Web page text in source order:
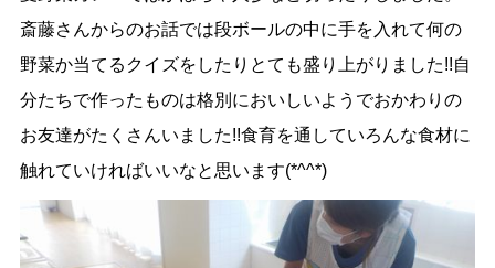
斎藤さんからのお話では段ボールの中に手を入れて何の
野菜か当てるクイズをしたりとても盛り上がりました!!自
分たちで作ったものは格別においしいようでおかわりの
お友達がたくさんいました!!食育を通していろんな食材に
触れていければいいなと思います(*^^*)